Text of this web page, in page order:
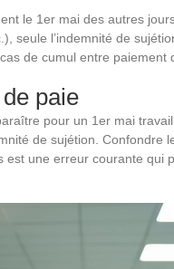
le 1er mai des autres
seule l’indemnité de
de cumul entre paiement
paie
pour un 1er mai
de sujétion. Confondre
est une erreur courante qui